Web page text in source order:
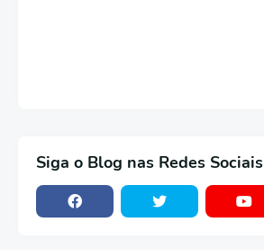
Siga o Blog nas Redes Sociais